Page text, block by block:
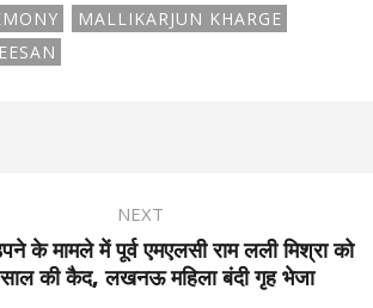
MALLIKARJUN KHARGE
NEXT
के मामले में पूर्व एमएलसी राम लली मिश्रा को
की कैद, लखनऊ महिला बंदी गृह भेजा